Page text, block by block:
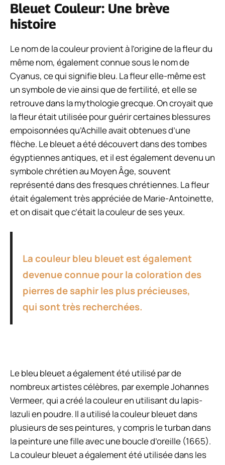
Bleuet Couleur: Une brève
histoire
Le nom de la couleur provient à l’origine de la fleur du
même nom, également connue sous le nom de
Cyanus, ce qui signifie bleu. La fleur elle-même est
un symbole de vie ainsi que de fertilité, et elle se
retrouve dans la mythologie grecque. On croyait que
la fleur était utilisée pour guérir certaines blessures
empoisonnées qu’Achille avait obtenues d’une
flèche. Le bleuet a été découvert dans des tombes
égyptiennes antiques, et il est également devenu un
symbole chrétien au Moyen Âge, souvent
représenté dans des fresques chrétiennes. La fleur
était également très appréciée de Marie-Antoinette,
et on disait que c’était la couleur de ses yeux.
La couleur bleu bleuet est également
devenue connue pour la coloration des
pierres de saphir les plus précieuses,
qui sont très recherchées.
Le bleu bleuet a également été utilisé par de
nombreux artistes célèbres, par exemple Johannes
Vermeer, qui a créé la couleur en utilisant du lapis-
lazuli en poudre. Il a utilisé la couleur bleuet dans
plusieurs de ses peintures, y compris le turban dans
la peintureune fille avec une boucle d’oreille (1665).
La couleur bleuet a également été utilisée dans les